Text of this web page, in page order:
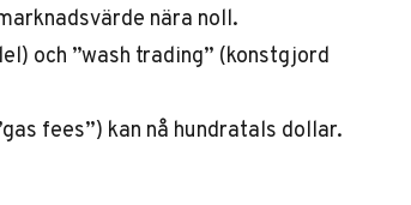
nära noll.
och ”wash trading” (konstgjord
fees”) kan nå hundratals dollar.